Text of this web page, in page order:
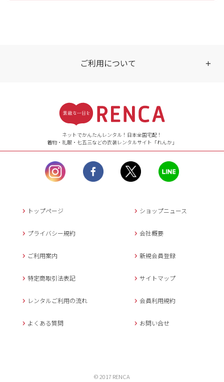
ご利用について
【ご注文（インターネット）】
24時間年中無休
【お問い合わせ窓口（メー
土曜日、日曜日、臨
時休業日を除く。
のぞき翌日営業日以降に
返信させていただきま
年末年始、大型連休
メールでのお問い合わせ
キャンセルについて
ネットでかんたんレンタル！日本全国宅配！
着物・礼服・七五三などの衣装レンタルサイト「れんか」
トップページ ショップニュース
プライバシー規約 会社概要
ご利用案内 新規会員登録
特定商取引法表記 サイトマップ
レンタルご利用の流れ 会員利用規約
よくある質問 お問い合せ
© 2017 RENCA